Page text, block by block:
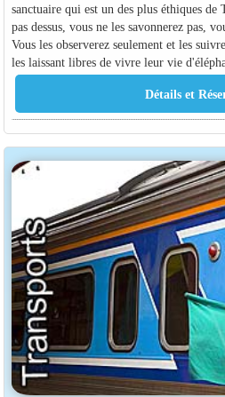
sanctuaire qui est un des plus éthiques
pas dessus, vous ne les savonnerez pas,
Vous les observerez seulement et les
les laissant libres de vivre leur vie